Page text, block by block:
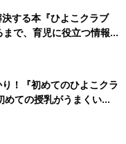
に少し余裕ができて、
がわいてきたのだと思
う気持ちの変化につい
いました。反対はされ
「大丈夫かな？」とい
する本『ひよこクラブ
で、育児に役立つ情報が
！『初めてのひよこクラ
めての授乳がうまくい
と夏のトラブル 解決テ